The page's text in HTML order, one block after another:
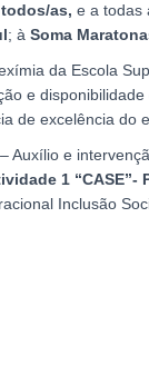
as, e a todas
; à Soma
da Escola
e
de excelência do
Auxílio e
1 “CASE”-
Inclusão